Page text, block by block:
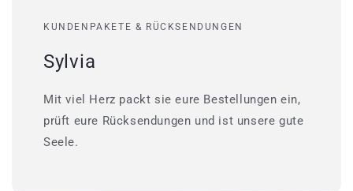
KUNDENPAKETE & RÜCKSENDUNGEN
Sylvia
Mit viel Herz packt sie eure Bestellungen ein,
prüft eure Rücksendungen und ist unsere gute
Seele.